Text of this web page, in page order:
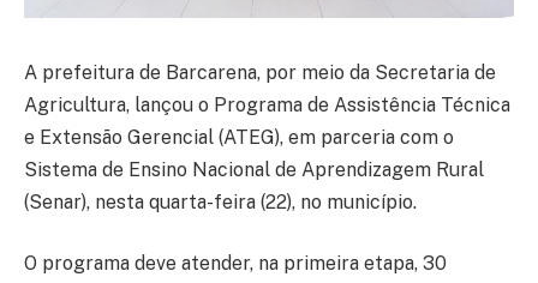
A prefeitura de Barcarena, por meio da Secretaria de
Agricultura, lançou o Programa de Assistência Técnica
e Extensão Gerencial (ATEG), em parceria com o
Sistema de Ensino Nacional de Aprendizagem Rural
(Senar), nesta quarta-feira (22), no município.
O programa deve atender, na primeira etapa, 30